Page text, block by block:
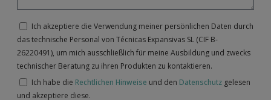
Ich akzeptiere die Verwendung meiner persönlichen Daten durch
das technische Personal von Técnicas Expansivas SL (CIF B-
26220491), um mich ausschließlich für meine Ausbildung und zwecks
technischer Beratung zu ihren Produkten zu kontaktieren.
Ich habe die Rechtlichen Hinweise und den Datenschutz gelesen
und akzeptiere diese.